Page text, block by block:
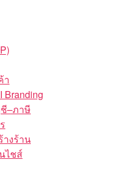
า
–ภาษี
งร้าน
ไชส์